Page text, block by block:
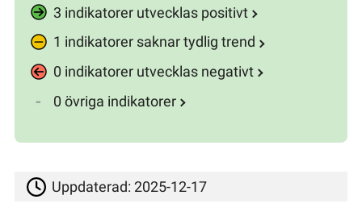
3 indikatorer utvecklas positivt
1 indikatorer saknar tydlig trend
0 indikatorer utvecklas negativt
0 övriga indikatorer
Uppdaterad:2025-12-17